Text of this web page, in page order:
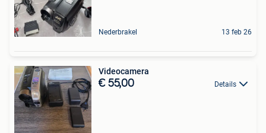
Nederbrakel 13 feb 26
Videocamera
€ 55,00 Details